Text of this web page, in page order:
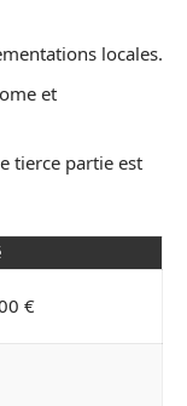
locales.
et
tierce partie est
€